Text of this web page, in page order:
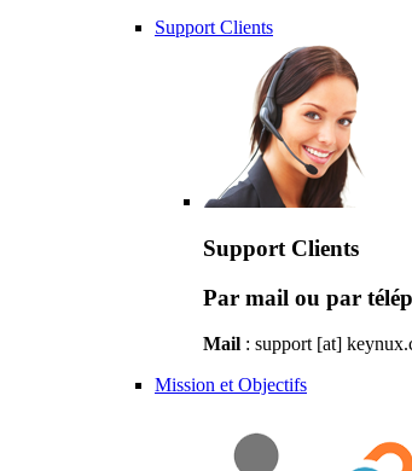
Support Clients
Support Clients
Par mail ou par
Mail : support [at]
Mission et Objectifs